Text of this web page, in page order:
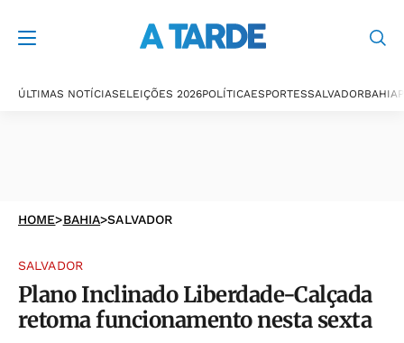
ÚLTIMAS NOTÍCIASELEIÇÕES 2026POLÍTICAESPORTESSALVADORBAHIA
HOME>BAHIA>SALVADOR
SALVADOR
Plano Inclinado Liberdade-Calçada
retoma funcionamento nesta sexta